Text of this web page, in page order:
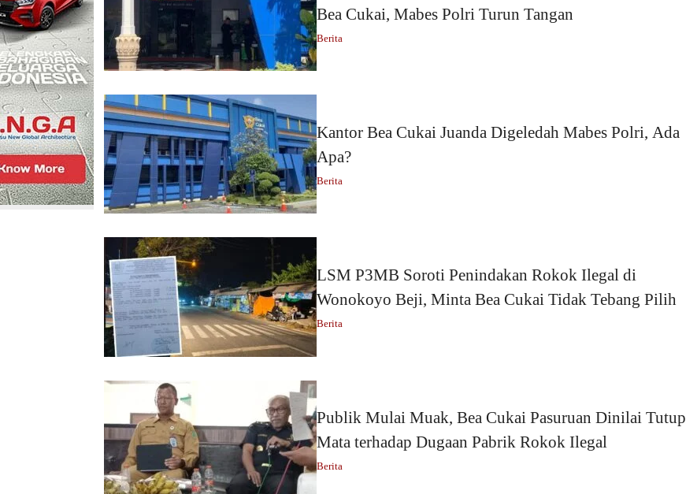
Bea Cukai, Mabes Polri Turun Tangan
Berita
Kantor Bea Cukai Juanda Digeledah Mabes Polri, Ada
Apa?
Berita
LSM P3MB Soroti Penindakan Rokok Ilegal di
Wonokoyo Beji, Minta Bea Cukai Tidak Tebang Pilih
Berita
Publik Mulai Muak, Bea Cukai Pasuruan Dinilai Tutup
Mata terhadap Dugaan Pabrik Rokok Ilegal
Berita